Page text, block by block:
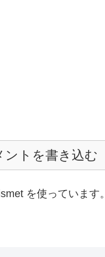
ントを書き込む
を使っています。